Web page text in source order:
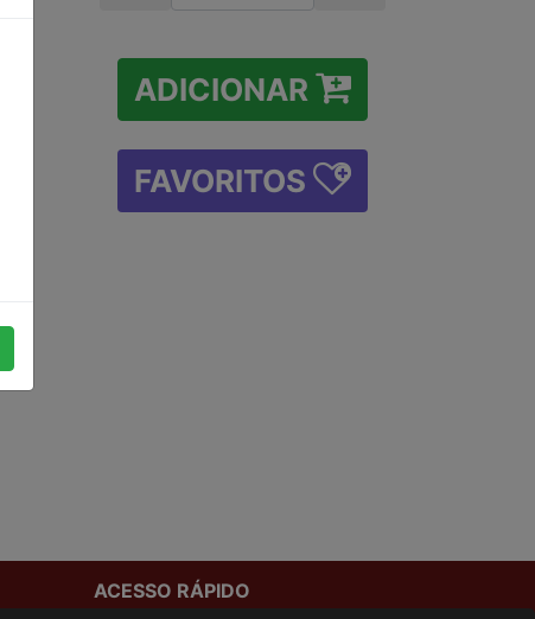
ADICIONAR
FAVORITOS
ACESSO RÁPIDO